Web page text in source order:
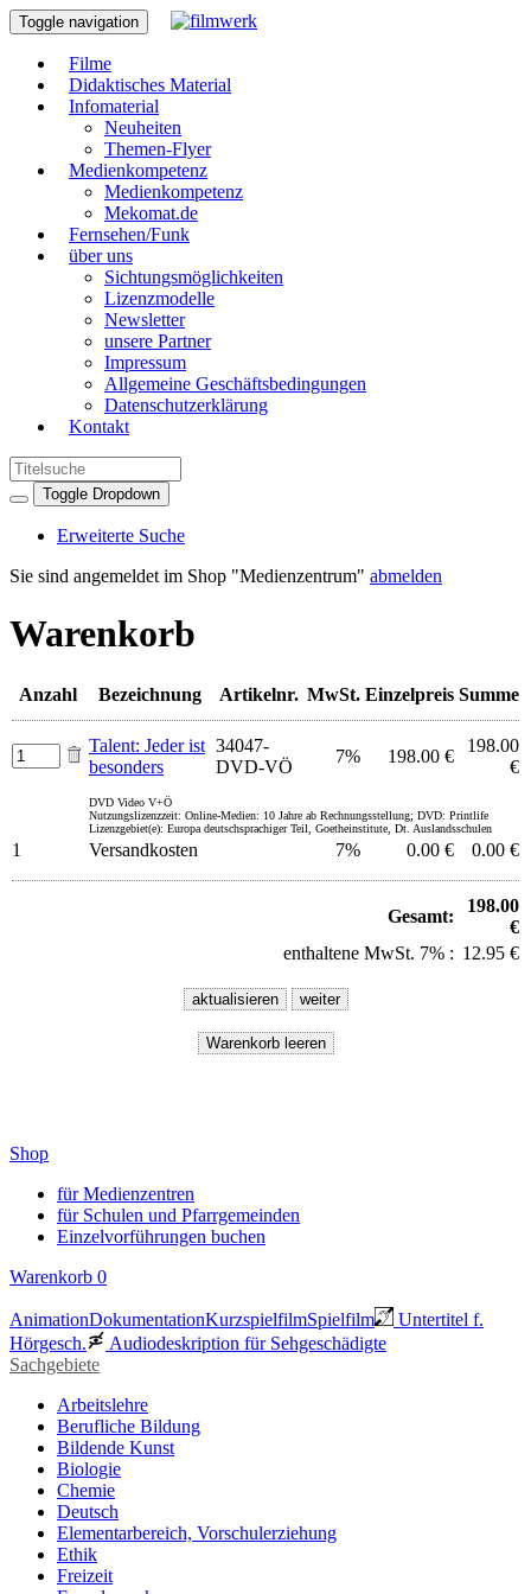
Toggle navigation
Filme
Didaktisches Material
Infomaterial
Neuheiten
Themen-Flyer
Medienkompetenz
Medienkompetenz
Mekomat.de
Fernsehen/Funk
über uns
Sichtungsmöglichkeiten
Lizenzmodelle
Newsletter
unsere Partner
Impressum
Allgemeine Geschäftsbedingungen
Datenschutzerklärung
Kontakt
Toggle Dropdown
Erweiterte Suche
Sie sind angemeldet im Shop "Medienzentrum" abmelden
Warenkorb
Anzahl Bezeichnung Artikelnr. MwSt. Einzelpreis Summe
Talent: Jeder ist
besonders
34047-
DVD-VÖ
7% 198.00 €
198.00
€
DVD Video V+Ö
Nutzungslizenzzeit: Online-Medien: 10 Jahre ab Rechnungsstellung; DVD: Printlife
Lizenzgebiet(e): Europa deutschsprachiger Teil, Goetheinstitute, Dt. Auslandsschulen
1 Versandkosten 7% 0.00 € 0.00 €
Gesamt:
198.00
€
enthaltene MwSt. 7% : 12.95 €
Shop
für Medienzentren
für Schulen und Pfarrgemeinden
Einzelvorführungen buchen
Warenkorb 0
AnimationDokumentationKurzspielfilmSpielfilm
Untertitel f.
Hörgesch.
Audiodeskription für Sehgeschädigte
Sachgebiete
Arbeitslehre
Berufliche Bildung
Bildende Kunst
Biologie
Chemie
Deutsch
Elementarbereich, Vorschulerziehung
Ethik
Freizeit